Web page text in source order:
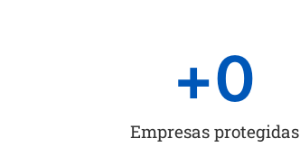
Empresas protegidas
+0